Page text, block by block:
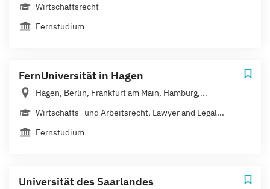
Wirtschaftsrecht
Fernstudium
FernUniversität in Hagen
Hagen, Berlin, Frankfurt am Main, Hamburg,...
Wirtschafts- und Arbeitsrecht, Lawyer and Legal...
Fernstudium
Universität des Saarlandes